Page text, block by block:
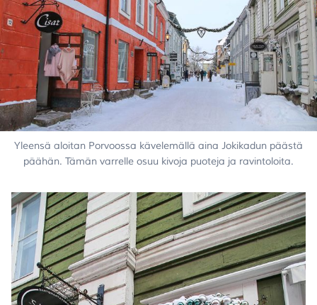
Yleensä aloitan Porvoossa kävelemällä aina Jokikadun päästä
päähän. Tämän varrelle osuu kivoja puoteja ja ravintoloita.